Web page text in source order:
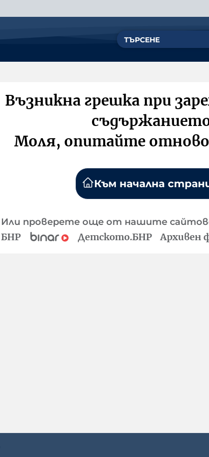
Възникна грешка при
Моля, опитайте
Към начална
Или проверете още от нашите
БНР Детското.БНР Архивен